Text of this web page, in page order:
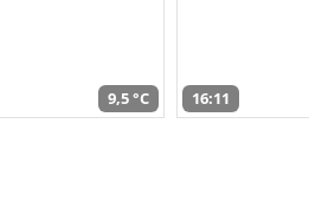
9,5 °C 16:11